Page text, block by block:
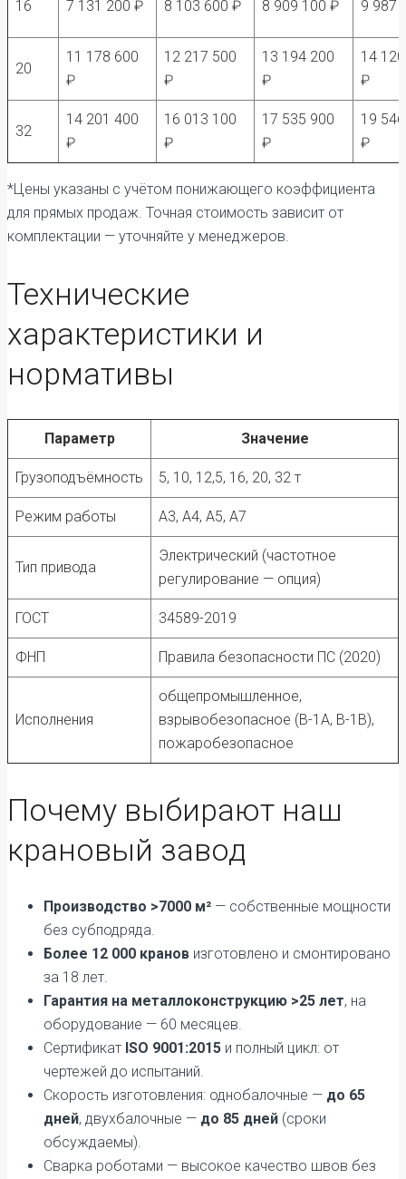
16 7 131 200 ₽ 8 103 600 ₽ 8 909 100 ₽ 9 987
20
11 178 600
₽
12 217 500
₽
13 194 200
₽
14
₽
32
14 201 400
₽
16 013 100
₽
17 535 900
₽
19
₽
*Цены указаны с учётом понижающего коэффициента
для прямых продаж. Точная стоимость зависит от
комплектации — уточняйте у менеджеров.
Технические
характеристики и
нормативы
Параметр Значение
Грузоподъёмность 5, 10, 12,5, 16, 20, 32 т
Режим работы А3, А4, А5, А7
Тип привода
Электрический (частотное
регулирование — опция)
ГОСТ 34589-2019
ФНП Правила безопасности ПС (2020)
Исполнения
общепромышленное,
взрывобезопасное (В-1А, В-1В),
пожаробезопасное
Почему выбирают наш
крановый завод
Производство >7000 м² — собственные мощности
без субподряда.
Более 12 000 кранов изготовлено и смонтировано
за 18 лет.
Гарантия на металлоконструкцию >25 лет, на
оборудование — 60 месяцев.
Сертификат ISO 9001:2015 и полный цикл: от
чертежей до испытаний.
Скорость изготовления: однобалочные — до 65
дней, двухбалочные — до 85 дней (сроки
обсуждаемы).
Сварка роботами — высокое качество швов без